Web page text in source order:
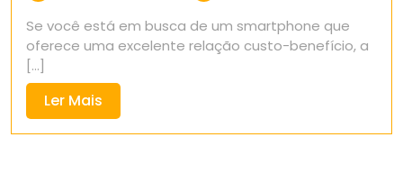
2025
Se você está em busca de um smartphone que
oferece uma excelente relação custo-benefício, a
[...]
Ler Mais
Mais